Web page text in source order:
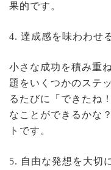
果的です。
4. 達成感を味わわせ
小さな成功を積み重
題をいくつかのステ
るたびに「できたね
なことができるかな
トです。
5. 自由な発想を大切